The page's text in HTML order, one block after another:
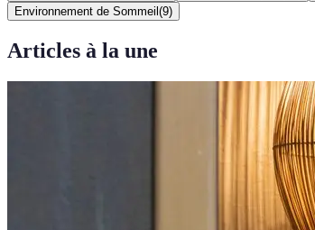
Environnement de Sommeil (9)
Articles à la une